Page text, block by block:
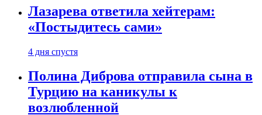
Лазарева ответила хейтерам:
«Постыдитесь сами»
4 дня спустя
Полина Диброва отправила сына в
Турцию на каникулы к
возлюбленной